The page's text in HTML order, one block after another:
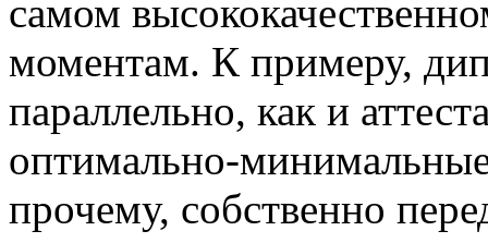
самом
моментам. К примеру,
параллельно, как и
оптимально-
прочему, собственно